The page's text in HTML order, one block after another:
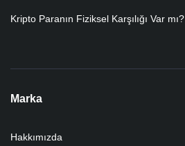
Kripto Paranın Fiziksel Karşılığı Var mı?
Marka
Hakkımızda